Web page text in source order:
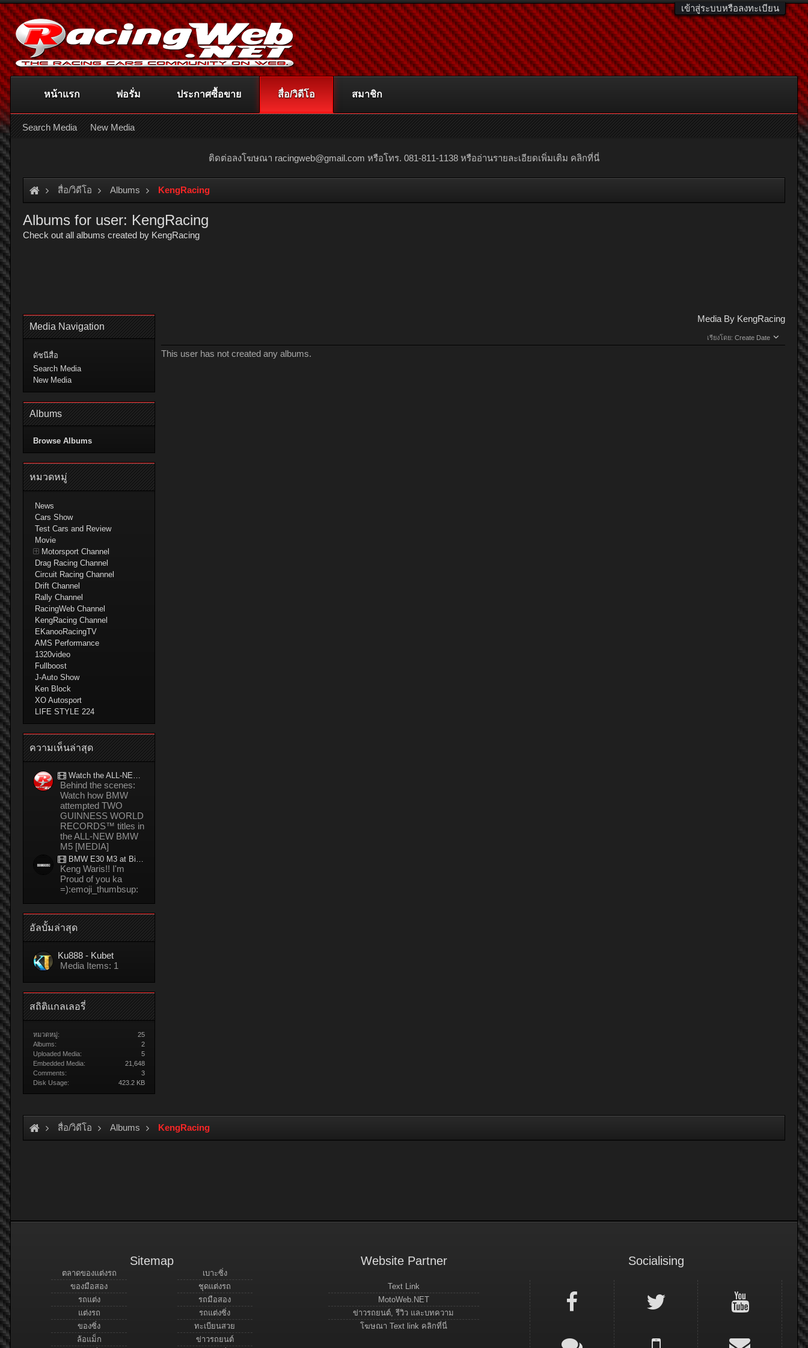
เข้าสู่ระบบหรือลงทะเบียน
ติดต่อลงโฆษณา racingweb@gmail.com หรือโทร. 081-811-1138 หรืออ่านรายละเอียดเพิ่มเติม คลิกที่นี่
สื่อ/วิดีโอ Albums KengRacing
Albums for user: KengRacing
Check out all albums created by KengRacing
Media By KengRacing
เรียงโดย: Create Date
This user has not created any albums.
Media Navigation
ดัชนีสื่อ
Search Media
New Media
Albums
Browse Albums
หมวดหมู่
News
Cars Show
Test Cars and Review
Movie
Motorsport Channel
Drag Racing Channel
Circuit Racing Channel
Drift Channel
Rally Channel
RacingWeb Channel
KengRacing Channel
EKanooRacingTV
AMS Performance
1320video
Fullboost
J-Auto Show
Ken Block
XO Autosport
LIFE STYLE 224
ความเห็นล่าสุด
Watch the ALL-NEW BMW M5 refuel mid-drift to take TWO GUINNESS WORLD RECORDS™ titles
Behind the scenes:
Watch how BMW
attempted TWO
GUINNESS WORLD
RECORDS™ titles in
the ALL-NEW BMW
M5 [MEDIA]
BMW E30 M3 at Bira circuit Thailand in 02/2008
Keng Waris!! I'm
Proud of you ka
=):emoji_thumbsup:
อัลบั้มล่าสุด
Ku888 - Kubet
Media Items: 1
สถิติแกลเลอรี่
หมวดหมู่:
25
Albums:
2
Uploaded Media:
5
Embedded Media:
21,648
Comments:
3
Disk Usage:
423.2 KB
สื่อ/วิดีโอ Albums KengRacing
หน้าแรก ฟอรั่ม ประกาศซื้อขาย สื่อ/วิดีโอ
Search Media New Media
สมาชิก
Sitemap
ตลาดของแต่งรถ
ของมือสอง
รถแต่ง
แต่งรถ
ของซิ่ง
ล้อแม็ก
เบาะซิ่ง
ชุดแต่งรถ
รถมือสอง
รถแต่งซิ่ง
ทะเบียนสวย
ข่าวรถยนต์
Website Partner
Text Link
MotoWeb.NET
ข่าวรถยนต์, รีวิว และบทความ
โฆษณา Text link คลิกที่นี่
Socialising